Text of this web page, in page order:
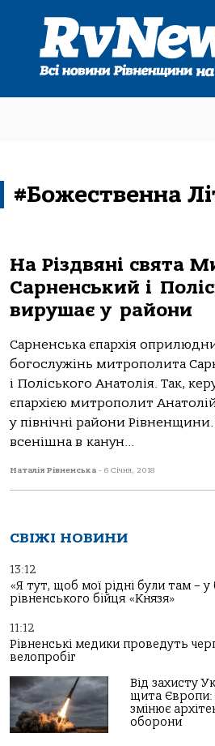
#Божественна
На Різдвяні свята
Сарненський і
вирушає у райони
Сарненська єпархія
богослужінь митрополита
і Поліського Анатолія. Так,
єпархією митрополит
у північні райони
всенішна в канун...
Наталія Рівненська - 6 Січня, 2018
СВІЖІ НОВИНИ
13:12
«Я тут, щоб мої рідні були там – у
рівненського бійця «Князя»
11:12
Рівненські медики проведуть
велопробіг
Від захисту
щита Європи:
змінює
оборони